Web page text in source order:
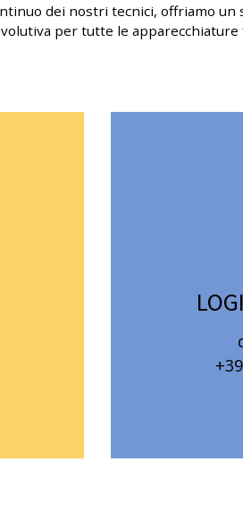
dei nostri tecnici, offriamo
per tutte le apparecchiature